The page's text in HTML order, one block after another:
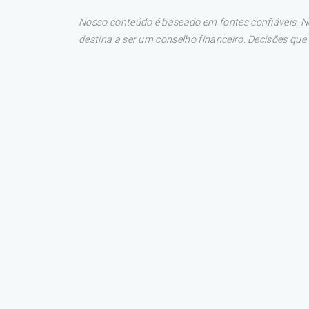
Nosso conteúdo é baseado em fontes confiáveis.
destina a ser um conselho financeiro. Decisões